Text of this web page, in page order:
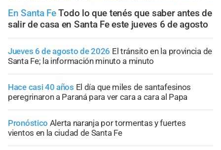
En Santa Fe Todo lo que tenés que saber antes de
salir de casa en Santa Fe este jueves 6 de agosto
Jueves 6 de agosto de 2026 El tránsito en la provincia de
Santa Fe; la información minuto a minuto
Hace casi 40 años El día que miles de santafesinos
peregrinaron a Paraná para ver cara a cara al Papa
Pronóstico Alerta naranja por tormentas y fuertes
vientos en la ciudad de Santa Fe